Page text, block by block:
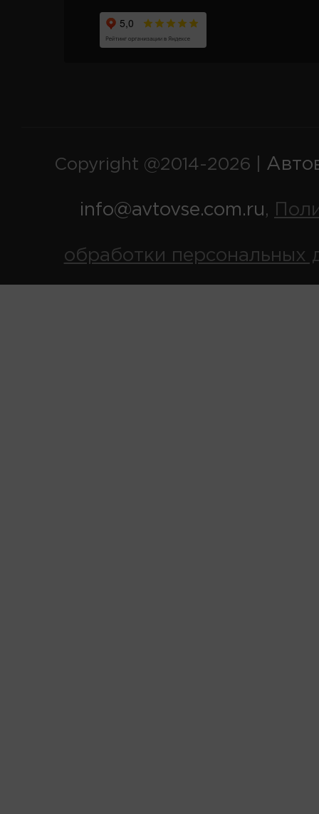
Copyright @2014-2026 |
info@avtovse.com.ru,
обработки персональных